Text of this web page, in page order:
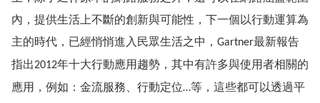
內，提供生活上不斷的創新與可能性，下一個以行動運算為
主的時代，已經悄悄進入民眾生活之中， Gartner最新報告
指出2012年十大行動應用趨勢，其中有許多與使用者相關的
應用，例如：金流服務、行動定位…等，這些都可以透過平